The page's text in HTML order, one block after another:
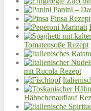
Panini –
Pinsa Rezept
Tomatensoße Rezept
mit Rucola Rezept
Hähnchenauflauf